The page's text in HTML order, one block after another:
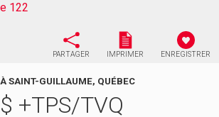
122
PARTAGER IMPRIMER ENREGISTRER
SAINT-GUILLAUME, QUÉBEC
$ +TPS/TVQ